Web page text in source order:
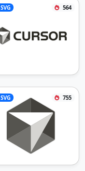
SVG 564
SVG 755